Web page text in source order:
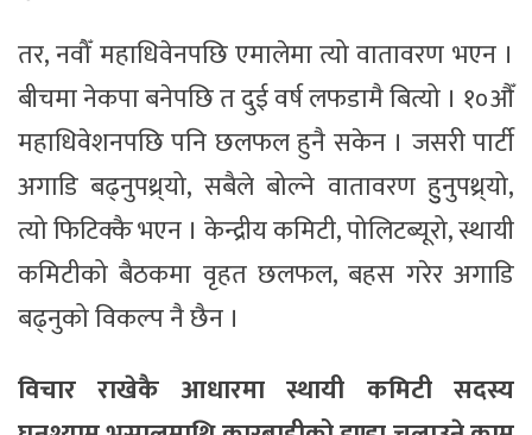
तर, नवौँ महाधिवेनपछि एमालेमा त्यो वातावरण भएन ।
बीचमा नेकपा बनेपछि त दुई वर्ष लफडामै बित्यो । १०औँ
महाधिवेशनपछि पनि छलफल हुनै सकेन । जसरी पार्टी
अगाडि बढ्नुपथ्र्यो, सबैले बोल्ने वातावरण हुुनुपथ्र्यो,
त्यो फिटिक्कै भएन । केन्द्रीय कमिटी, पोलिटब्यूरो, स्थायी
कमिटीको बैठकमा वृहत छलफल, बहस गरेर अगाडि
बढ्नुको विकल्प नै छैन ।
विचार राखेकै आधारमा स्थायी कमिटी सदस्य